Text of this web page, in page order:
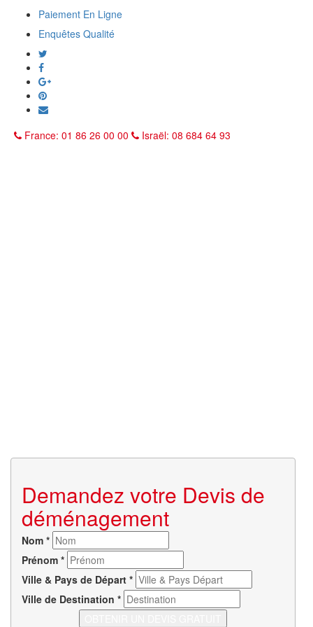
Paiement En Ligne
Enquêtes Qualité
France: 01 86 26 00 00 Israël: 08 684 64 93
Demandez votre Devis de
déménagement
Nom *
Prénom *
Ville & Pays de Départ *
Ville de Destination *